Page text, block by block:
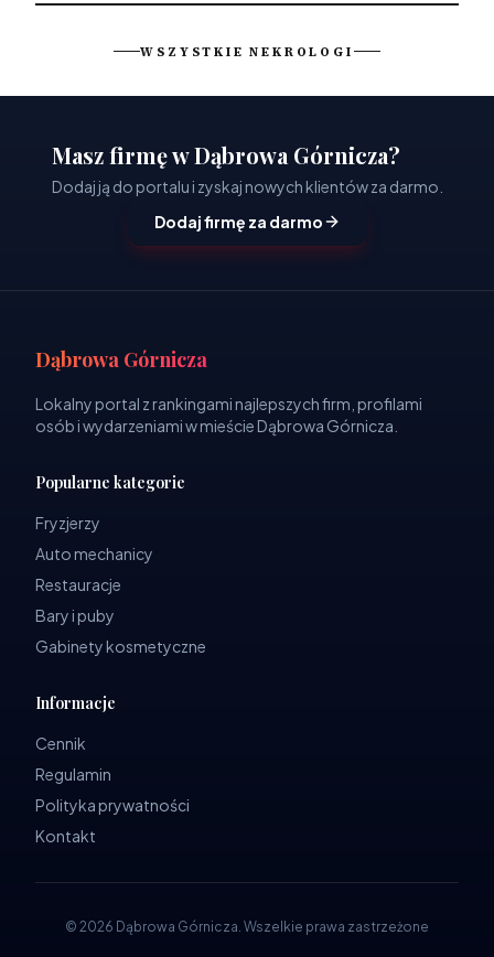
WSZYSTKIE NEKROLOGI
Masz firmę w Dąbrowa Górnicza?
Dodaj ją do portalu i zyskaj nowych klientów za darmo.
Dodaj firmę za darmo
Dąbrowa Górnicza
Lokalny portal z rankingami najlepszych firm, profilami
osób i wydarzeniami w mieście Dąbrowa Górnicza.
Popularne kategorie
Fryzjerzy
Auto mechanicy
Restauracje
Bary i puby
Gabinety kosmetyczne
Informacje
Cennik
Regulamin
Polityka prywatności
Kontakt
© 2026 Dąbrowa Górnicza. Wszelkie prawa zastrzeżone